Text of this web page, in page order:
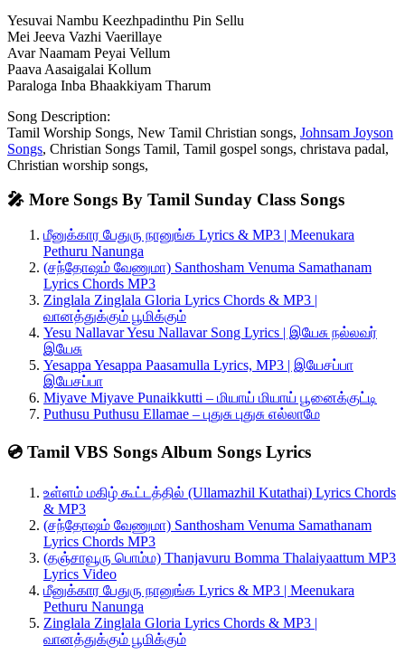
Yesuvai Nambu Keezhpadinthu Pin Sellu
Mei Jeeva Vazhi Vaerillaye
Avar Naamam Peyai Vellum
Paava Aasaigalai Kollum
Paraloga Inba Bhaakkiyam Tharum
Song Description:
Tamil Worship Songs, New Tamil Christian songs, Johnsam Joyson
Songs, Christian Songs Tamil, Tamil gospel songs, christava padal,
Christian worship songs,
🎤 More Songs By Tamil Sunday Class Songs
மீனுக்கார பேதுரு நானுங்க Lyrics & MP3 | Meenukara
Pethuru Nanunga
(சந்தோஷம் வேணுமா) Santhosham Venuma Samathanam
Lyrics Chords MP3
Zinglala Zinglala Gloria Lyrics Chords & MP3 |
வானத்துக்கும் பூமிக்கும்
Yesu Nallavar Yesu Nallavar Song Lyrics | இயேசு நல்லவர்
இயேசு
Yesappa Yesappa Paasamulla Lyrics, MP3 | இயேசப்பா
இயேசப்பா
Miyave Miyave Punaikkutti – மியாய் மியாய் பூனைக்குட்டி
Puthusu Puthusu Ellamae – புதுசு புதுசு எல்லாமே
💿 Tamil VBS Songs Album Songs Lyrics
உள்ளம் மகிழ் கூட்டத்தில் (Ullamazhil Kutathai) Lyrics Chords
& MP3
(சந்தோஷம் வேணுமா) Santhosham Venuma Samathanam
Lyrics Chords MP3
(தஞ்சாவூரு பொம்ம) Thanjavuru Bomma Thalaiyaattum MP3
Lyrics Video
மீனுக்கார பேதுரு நானுங்க Lyrics & MP3 | Meenukara
Pethuru Nanunga
Zinglala Zinglala Gloria Lyrics Chords & MP3 |
வானத்துக்கும் பூமிக்கும்